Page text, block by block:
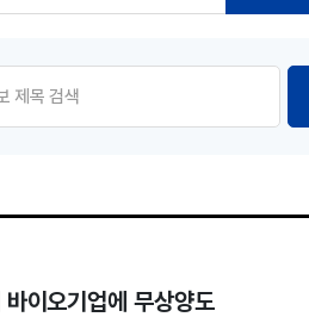
이오기업에 무상양도